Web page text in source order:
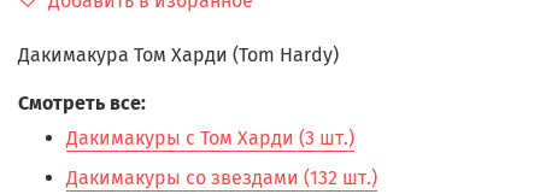
Дакимакура Том Харди (Tom Hardy)
Смотреть все:
Дакимакуры с Том Харди (3 шт.)
Дакимакуры со звездами (132 шт.)